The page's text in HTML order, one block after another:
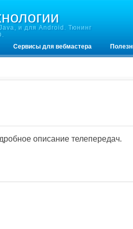
и для Android. Тюнинг
Сервисы для вебмастера
описание телепередач.